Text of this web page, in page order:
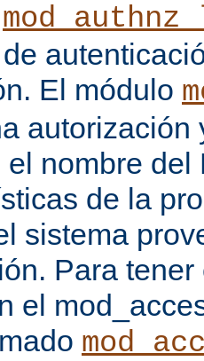
El módulo
autorización
el nombre
de la
sistema
Para
el